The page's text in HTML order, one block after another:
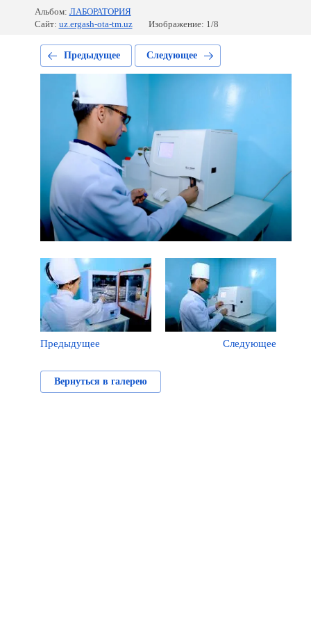
Альбом: ЛАБОРАТОРИЯ
Сайт: uz.ergash-ota-tm.uz Изображение: 1/8
Предыдущее Следующее
Предыдущее Следующее
Вернуться в галерею